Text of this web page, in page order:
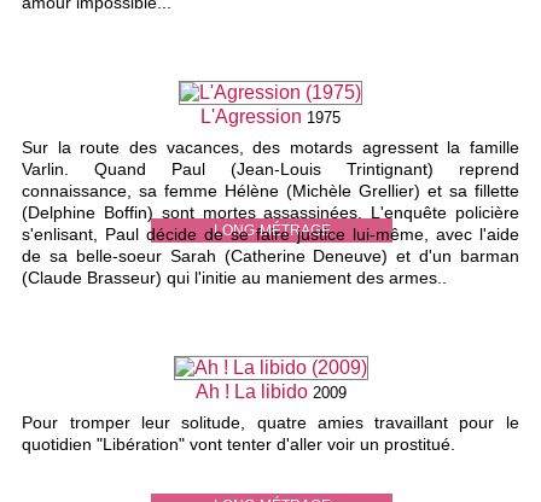
LONG-MÉTRAGE
L'Agression 1975
Sur la route des vacances, des motards agressent la famille
Varlin. Quand Paul (Jean-Louis Trintignant) reprend
connaissance, sa femme Hélène (Michèle Grellier) et sa fillette
(Delphine Boffin) sont mortes assassinées. L'enquête policière
s'enlisant, Paul décide de se faire justice lui-même, avec l'aide
de sa belle-soeur Sarah (Catherine Deneuve) et d'un barman
(Claude Brasseur) qui l'initie au maniement des armes..
Ah ! La libido 2009
Pour tromper leur solitude, quatre amies travaillant pour le
quotidien "Libération" vont tenter d'aller voir un prostitué.